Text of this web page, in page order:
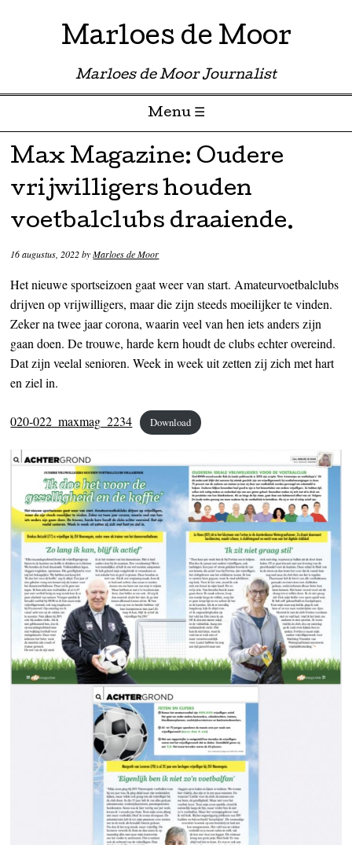
Marloes de Moor
Marloes de Moor Journalist
Menu ☰
Skip to content
Max Magazine: Oudere
vrijwilligers houden
voetbalclubs draaiende.
16 augustus, 2022byMarloes de Moor
Het nieuwe sportseizoen gaat weer van start. Amateurvoetbalclubs
drijven op vrijwilligers, maar die zijn steeds moeilijker te vinden.
Zeker na twee jaar corona, waarin veel van hen iets anders zijn
gaan doen. De trouwe, harde kern houdt de clubs echter overeind.
Dat zijn veelal senioren. Week in week uit zetten zij zich met hart
en ziel in.
020-022_maxmag_2234 Download